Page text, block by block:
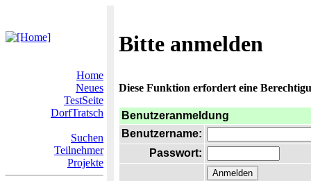
Bitte anmelden
Home
Neues
TestSeite
DorfTratsch
Suchen
Teilnehmer
Projekte
Diese Funktion erfordert eine
Benutzeranmeldung
Benutzername:
Passwort: